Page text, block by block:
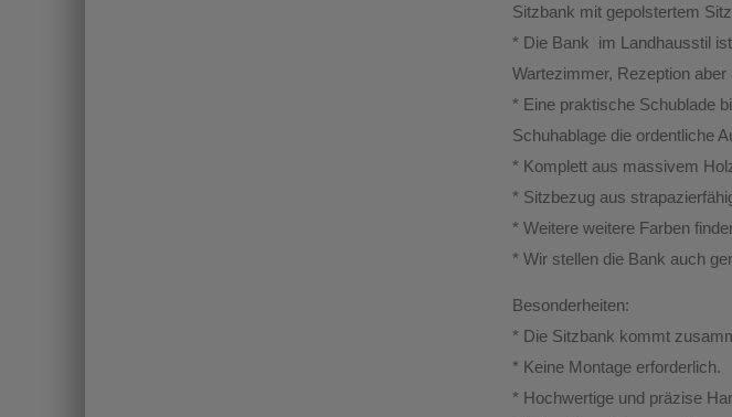
Sitzbank mit gepolstertem
* Die Bank im Landhausstil
Wartezimmer, Rezeption
* Eine praktische Schublade
Schuhablage die ordentliche
* Komplett aus massivem
* Sitzbezug aus
* Weitere weitere Farben
* Wir stellen die Bank auch
Besonderheiten:
* Die Sitzbank kommt
* Keine Montage erforderlich.
* Hochwertige und präzise